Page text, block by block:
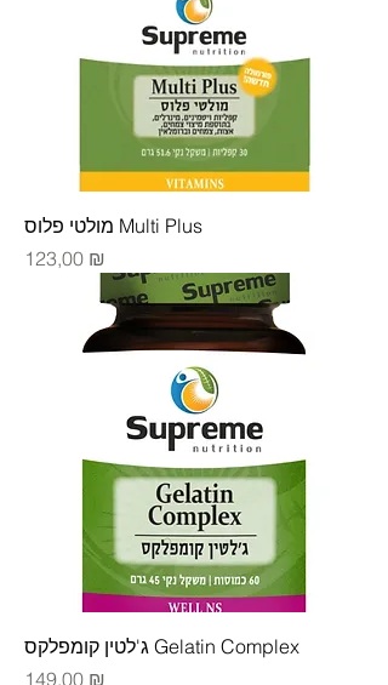
מולטי פלוס Multi Plus
Цена
123,00 ₪
ג'לטין קומפלקס Gelatin Complex
Цена
149,00 ₪